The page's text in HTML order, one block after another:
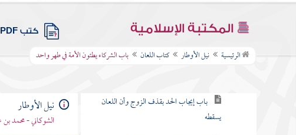
المكتبة الإسلامية كتب PDF
الرئيسية نيل الأوطار كتاب اللعان باب الشركاء يطئون الأمة في طهر واحد
كتاب الظهار
كتاب اللعان
باب إيجاب الحد بقذف الزوج وأن اللعان
يسقطه
نيل الأوطار
الشوكاني - محمد